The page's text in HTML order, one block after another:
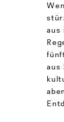
aus
aus